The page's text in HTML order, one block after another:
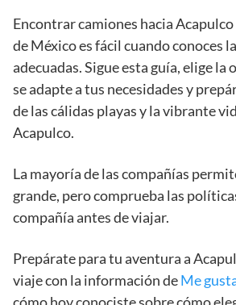
Encontrar camiones hacia
de México es fácil cuando conoces
adecuadas. Sigue esta guía, elige la
se adapte a tus necesidades y
de las cálidas playas y la vibrante
Acapulco.
La mayoría de las compañías
grande, pero comprueba las
compañía antes de viajar.
Prepárate para tu aventura a
viaje con la información deMe